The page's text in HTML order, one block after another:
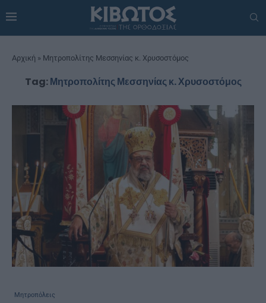
Αρχική » Μητροπολίτης Μεσσηνίας κ. Χρυσοστόμος
Tag:Μητροπολίτης Μεσσηνίας κ. Χρυσοστόμος
Μητροπόλεις